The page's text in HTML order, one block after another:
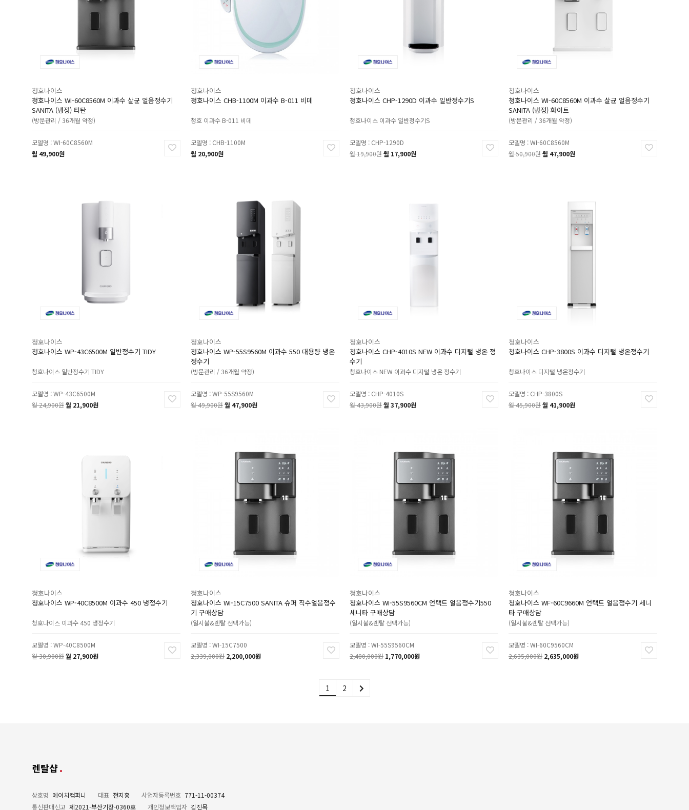
청호나이스
청호나이스 WI-60C8560M 이과수 살균 얼음정수기
SANITA (냉정) 티탄
(방문관리 / 36개월 약정)
모델명 : WI-60C8560M
월 49,900원
청호나이스
청호나이스 CHB-1100M 이과수 B-011 비데
청호 이과수 B-011 비데
모델명 : CHB-1100M
월 20,900원
청호나이스
청호나이스 CHP-1290D 이과수 일반정수기S
청호나이스 이과수 일반정수기S
모델명 : CHP-1290D
월 19,900원월 17,900원
청호나이스
청호나이스 WI-60C8560M 이과수 살균 얼음정수기
SANITA (냉정) 화이트
(방문관리 / 36개월 약정)
모델명 : WI-60C8560M
월 50,900원월 47,900원
청호나이스
청호나이스 WP-43C6500M 일반정수기 TIDY
청호나이스 일반정수기 TIDY
모델명 : WP-43C6500M
월 24,900원월 21,900원
청호나이스
청호나이스 WP-55S9560M 이과수 550 대용량 냉온
정수기
(방문관리 / 36개월 약정)
모델명 : WP-55S9560M
월 49,900원월 47,900원
청호나이스
청호나이스 CHP-4010S NEW 이과수 디지털 냉온 정
수기
청호나이스 NEW 이과수 디지털 냉온 정수기
모델명 : CHP-4010S
월 43,900원월 37,900원
청호나이스
청호나이스 CHP-3800S 이과수 디지털 냉온정수기
청호나이스 디지털 냉온정수기
모델명 : CHP-3800S
월 45,900원월 41,900원
청호나이스
청호나이스 WP-40C8500M 이과수 450 냉정수기
청호나이스 이과수 450 냉정수기
모델명 : WP-40C8500M
월 30,900원월 27,900원
청호나이스
청호나이스 WI-15C7500 SANITA 슈퍼 직수얼음정수
기 구매상담
(일시불&렌탈 선택가능)
모델명 : WI-15C7500
2,339,000원 2,200,000원
청호나이스
청호나이스 WI-55S9560CM 언택트 얼음정수기550
세니타 구매상담
(일시불&렌탈 선택가능)
모델명 : WI-55S9560CM
2,480,000원 1,770,000원
청호나이스
청호나이스 WF-60C9660M 언택트 얼음정수기 세니
타 구매상담
(일시불&렌탈 선택가능)
모델명 : WI-60C9560CM
2,635,000원 2,635,000원
1 2
렌탈샵
상호명 에이치컴퍼니 대표 전지홍 사업자등록번호 771-11-00374
통신판매신고 제2021-부산기장-0360호 개인정보책임자 김진목